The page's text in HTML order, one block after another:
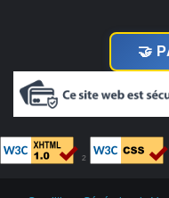
🤝
²